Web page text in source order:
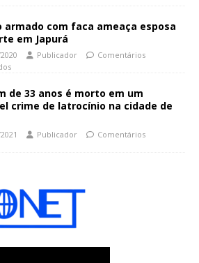
armado com faca ameaça esposa
em Japurá
Publicador
Comentários
de 33 anos é morto em um
crime de latrocínio na cidade de
Publicador
Comentários